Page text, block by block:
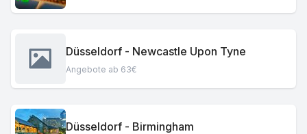
Düsseldorf - Newcastle Upon Tyne
Angebote ab 63€
Düsseldorf - Birmingham